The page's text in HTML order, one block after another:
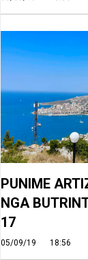
PUNIME
NGA
17
05/09/19 18:56